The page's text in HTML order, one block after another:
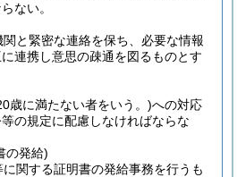
ない。
と緊密な連絡を保ち、必要な情報
連携し意思の疎通を図るものとす
歳に満たない者をいう。)への対応
の規定に配慮しなければならな
の発給)
関する証明書の発給事務を行うも